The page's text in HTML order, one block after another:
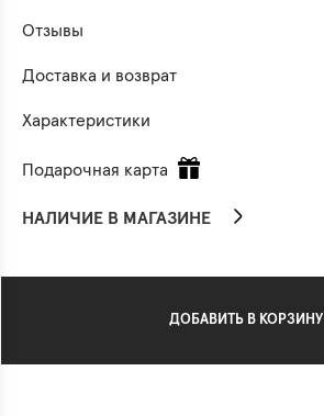
Отзывы
Доставка и возврат
Характеристики
Подарочная карта
НАЛИЧИЕ В МАГАЗИНЕ
ДОБАВИТЬ В КОРЗИНУ